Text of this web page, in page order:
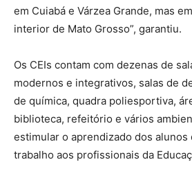
em Cuiabá e Várzea Grande, mas
interior de Mato Grosso”, garantiu.
Os CEIs contam com dezenas de
modernos e integrativos, salas de
de química, quadra poliesportiva,
biblioteca, refeitório e vários
estimular o aprendizado dos alunos
trabalho aos profissionais da